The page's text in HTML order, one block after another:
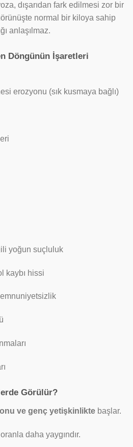
dışarıdan fark edilmesi zor bir
normal bir kiloya sahip
anlaşılmaz.
Döngünün İşaretleri
erozyonu (sık kusmaya bağlı)
yoğun suçluluk
kaybı hissi
Görülür?
ve genç yetişkinliktebaşlar.
daha yaygındır.